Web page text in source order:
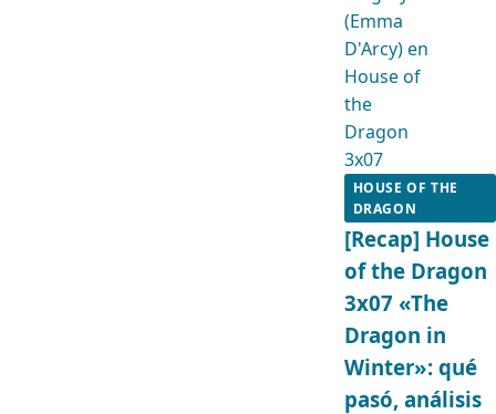
HOUSE OF THE
DRAGON
[Recap] House
of the Dragon
3x07 «The
Dragon in
Winter»: qué
pasó, análisis